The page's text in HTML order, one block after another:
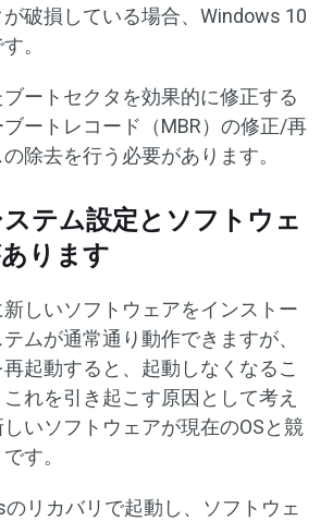
破損している場合、Windows 10
。
ートセクタを効果的に修正する
ートレコード（MBR）の修正/再
除去を行う必要があります。
テム設定とソフトウェ
ります
しいソフトウェアをインストー
ムが通常通り動作できますが、
起動すると、起動しなくなるこ
れを引き起こす原因として考え
いソフトウェアが現在のOSと競
す。
リカバリで起動し、ソフトウェ